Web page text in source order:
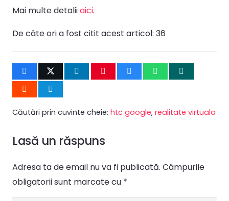
Mai multe detaliiaici.
De câte ori a fost citit acest articol: 36
Căutări prin cuvinte cheie: htc google, realitate virtuala
Lasă un răspuns
Adresa ta de email nu va fi publicată. Câmpurile
obligatorii sunt marcate cu *